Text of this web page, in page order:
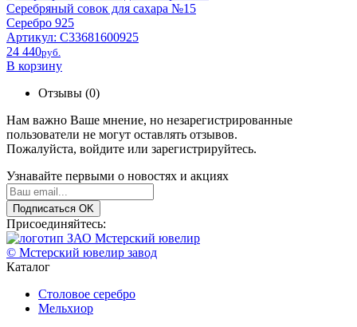
Серебряный совок для сахара №15
Серебро 925
Артикул: С33681600925
24 440pyб.
В корзину
Отзывы (0)
Нам важно Ваше мнение, но незарегистрированные
пользователи не могут оставлять отзывов.
Пожалуйста, войдите или зарегистрируйтесь.
Узнавайте первыми о новостях и акциях
Подписаться OK
Присоединяйтесь:
© Мстерский ювелир завод
Каталог
Столовое серебро
Мельхиор